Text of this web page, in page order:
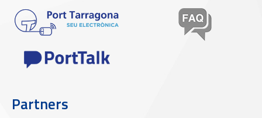
Partners